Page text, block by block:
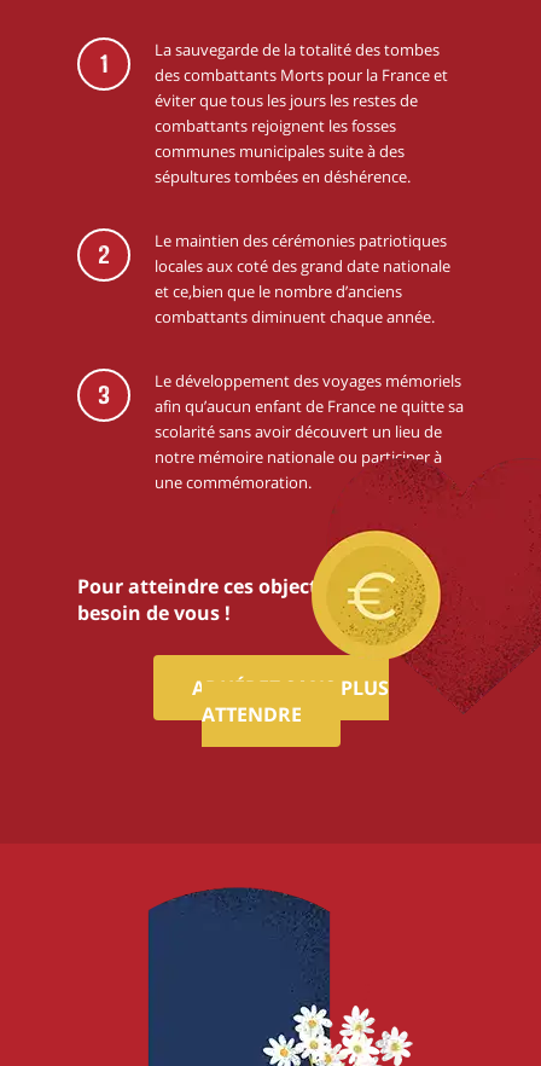
1
La sauvegarde de la totalité des tombes
des combattants Morts pour la France et
éviter que tous les jours les restes de
combattants rejoignent les fosses
communes municipales suite à des
sépultures tombées en déshérence.
2
Le maintien des cérémonies patriotiques
locales aux coté des grand date nationale
et ce,bien que le nombre d’anciens
combattants diminuent chaque année.
3
Le développement des voyages mémoriels
afin qu’aucun enfant de France ne quitte sa
scolarité sans avoir découvert un lieu de
notre mémoire nationale ou participer à
une commémoration.
Pour atteindre ces objectifs,nous avons
besoin de vous !
ADHÉREZ SANS PLUS
ATTENDRE